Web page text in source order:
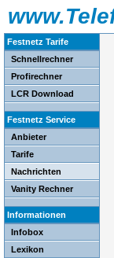
Festnetz Tarife
Schnellrechner
Profirechner
LCR Download
Festnetz Service
Anbieter
Tarife
Nachrichten
Vanity Rechner
Informationen
Infobox
Lexikon